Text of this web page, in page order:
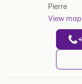
Pierre
View map